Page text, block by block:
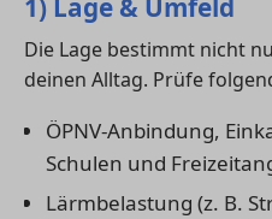
Die Lage bestimmt nicht
deinen Alltag. Prüfe
ÖPNV-Anbindung,
Schulen und
Lärmbelastung (z. B.